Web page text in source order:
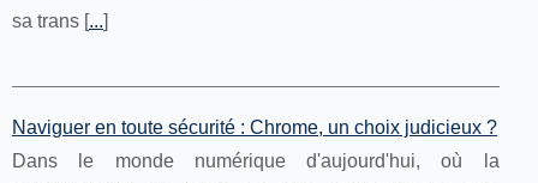
sa trans [...]
Naviguer en toute sécurité : Chrome, un choix judicieux ?
Dans le monde numérique d'aujourd'hui, où la